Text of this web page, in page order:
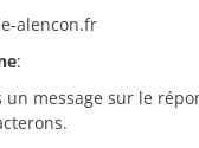
alencon.fr
:
un message sur le